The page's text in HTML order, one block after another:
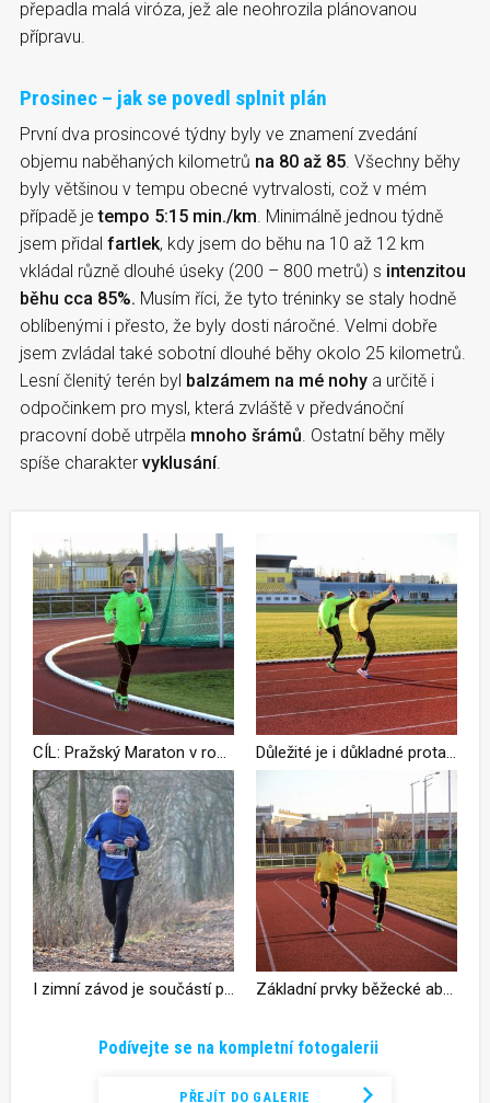
přepadla malá viróza, jež ale neohrozila plánovanou
přípravu.
Prosinec – jak se povedl splnit plán
První dva prosincové týdny byly ve znamení zvedání
objemu naběhaných kilometrů na 80 až 85 . Všechny běhy
byly většinou v tempu obecné vytrvalosti, což v mém
případě jetempo 5:15 min./km . Minimálně jednou týdně
jsem přidal fartlek, kdy jsem do běhu na 10 až 12 km
vkládal různě dlouhé úseky (200 – 800 metrů) s intenzitou
běhu cca 85%. Musím říci, že tyto tréninky se staly hodně
oblíbenými i přesto, že byly dosti náročné. Velmi dobře
jsem zvládal také sobotní dlouhé běhy okolo 25 kilometrů.
Lesní členitý terén byl balzámem na mé nohy a určitě i
odpočinkem pro mysl, která zvláště v předvánoční
pracovní době utrpěla mnoho šrámů . Ostatní běhy měly
spíše charakter vyklusání.
Podívejte se na kompletní fotogalerii
PŘEJÍT DO GALERIE